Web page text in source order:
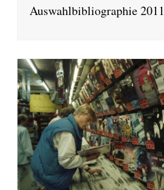
Auswahlbibliographie 2011